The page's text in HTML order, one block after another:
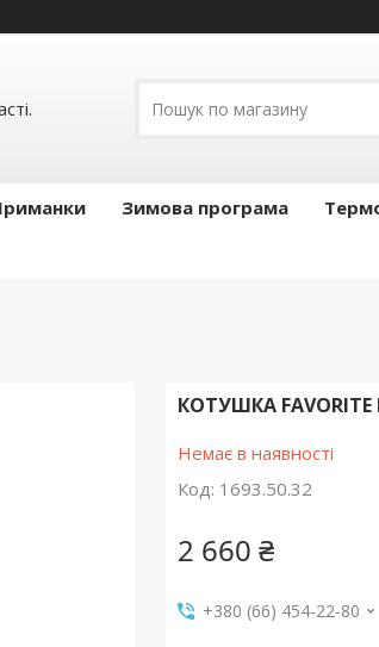
Зимова програма
КОТУШКА FAVORITE
Немає в наявності
Код: 1693.50.32
2 660 ₴
+380 (66) 454-22-80